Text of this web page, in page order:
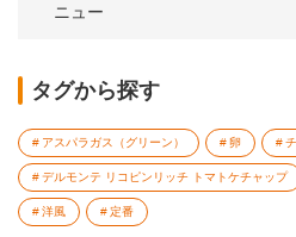
ニュー
タグから探す
アスパラガス（グリーン） 卵
デルモンテ リコピンリッチ トマトケチャップ
洋風 定番